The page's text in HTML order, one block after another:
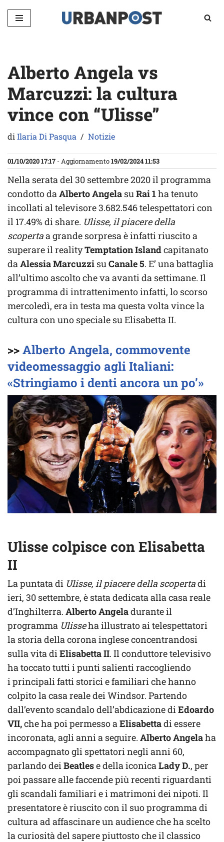
Vai
Alberto Angela vs
Marcuzzi: la cultura
vince con “Ulisse”
diIlaria Di Pasqua Notizie
01/10/2020 17:17 - Aggiornamento19/02/2024 11:53
Nella serata del 30 settembre 2020 il programma
condotto daAlberto Angela suRai 1ha tenuto
incollati al televisore 3.682.546 telespettatori con
il 17.49% di share. Ulisse, il piacere della
scopertaa grande sorpresa è infatti riuscito a
superare il realityTemptationIslandcapitanato
daAlessiaMarcuzzi suCanale 5. E’ una battaglia
all’ultimo ascolto che va avanti da settimane. Il
programma di intrattenimento infatti, lo scorso
mercoledì, era in testa ma questa volta vince la
cultura con uno speciale su Elisabetta II.
>>Alberto Angela, commovente
videomessaggio agli Italiani:
«Stringiamo i denti ancora un po’»
Ulisse colpisce con Elisabetta
II
La puntata di Ulisse, il piacere della scopertadi
ieri, 30 settembre, è stata dedicata alla casa reale
d’Inghilterra. Alberto Angeladurante il
programma Ulisseha illustrato ai telespettatori
la storia della corona inglese concentrandosi
sulla vita di Elisabetta II. Il conduttore televisivo
ha toccato tutti i punti salienti raccogliendo
i principali fatti storici e familiari che hanno
colpito la casa reale dei Windsor. Partendo
dall’evento scandalo dell’abdicazione di Edoardo
VII,che ha poi permesso a Elisabettadi essere
incoronata, agli anni a seguire. Alberto Angelaha
accompagnato gli spettatori negli anni 60,
parlando dei Beatlese della iconica Lady D., per
poi passare alle faccende più recenti riguardanti
gli scandali familiari e i matrimoni dei nipoti. Il
presentatore è riuscito con il suo programma di
cultura ad affascinare un audience che ha scelto
la curiosità del sapere piuttosto che il classico